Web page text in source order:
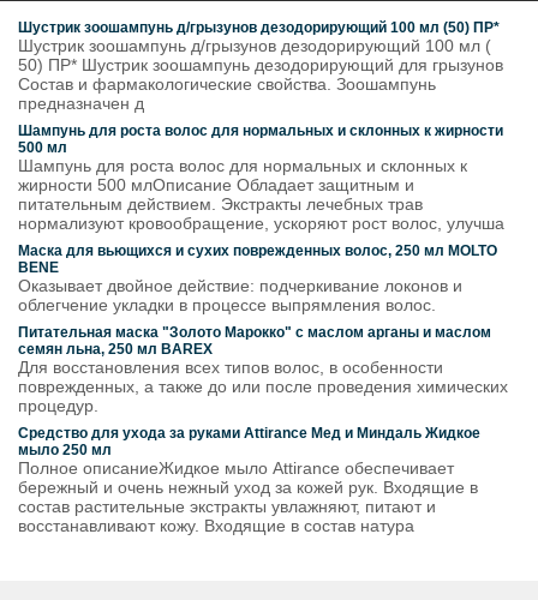
Шустрик зоошампунь д/грызунов дезодорирующий 100 мл (50) ПР*
Шустрик зоошампунь д/грызунов дезодорирующий 100 мл (
50) ПР* Шустрик зоошампунь дезодорирующий для грызунов
Состав и фармакологические свойства. Зоошампунь
предназначен д
Шампунь для роста волос для нормальных и склонных к жирности
500 мл
Шампунь для роста волос для нормальных и склонных к
жирности 500 млОписание Обладает защитным и
питательным действием. Экстракты лечебных трав
нормализуют кровообращение, ускоряют рост волос, улучша
Маска для вьющихся и сухих поврежденных волос, 250 мл MOLTO
BENE
Оказывает двойное действие: подчеркивание локонов и
облегчение укладки в процессе выпрямления волос.
Питательная маска "Золото Марокко" с маслом арганы и маслом
семян льна, 250 мл BAREX
Для восстановления всех типов волос, в особенности
поврежденных, а также до или после проведения химических
процедур.
Средство для ухода за руками Attirance Мед и Миндаль Жидкое
мыло 250 мл
Полное описаниеЖидкое мыло Attirance обеспечивает
бережный и очень нежный уход за кожей рук. Входящие в
состав растительные экстракты увлажняют, питают и
восстанавливают кожу. Входящие в состав натура